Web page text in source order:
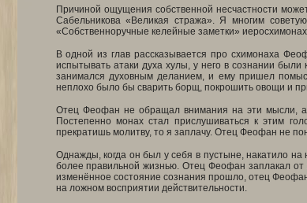
Причиной ощущения собственной несчастности
Сабельникова «Великая стража». Я многим
«Собственноручные келейные заметки»
В одной из глав рассказывается про схимонаха
испытывать атаки духа хулы, у него в сознании
занимался духовным деланием, и ему пришел
неплохо было бы сварить борщ, покрошить овощи и
Отец Феофан не обращал внимания на эти мысли, а
Постепенно монах стал прислушиваться к этим
прекратишь молитву, то я заплачу. Отец Феофан не
Однажды, когда он был у себя в пустыне, накатило
более правильной жизнью. Отец Феофан заплакал
изменённое состояние сознания прошло, отец
на ложном восприятии действительности.